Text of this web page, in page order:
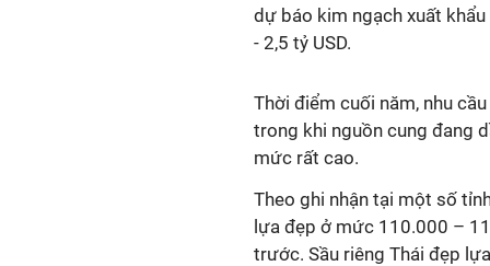
dự báo kim ngạch xuất
- 2,5 tỷ USD.
Thời điểm cuối năm, nhu
trong khi nguồn cung đang
mức rất cao.
Theo ghi nhận tại một số
lựa đẹp ở mức 110.000 –
trước. Sầu riêng Thái đẹp